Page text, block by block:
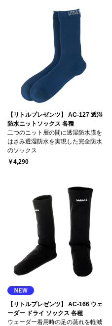
【リトルプレゼンツ】 AC-127 透湿
防水ニットソックス 各種
二つのニット層の間に透湿防水膜を
はさみ透湿防水を実現した完全防水
のソックス
￥4,290
【リトルプレゼンツ】 AC-166 ウェ
ーダー ドライ ソックス 各種
ウェーダー着用時の足の蒸れを軽減